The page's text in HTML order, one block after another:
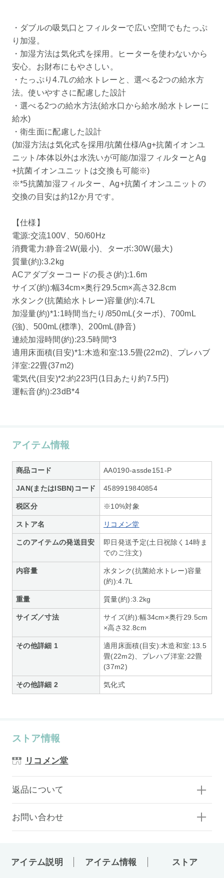
・ダブルの吸気口とフィルターで広い空間でもたっぷ
り加湿。
・加湿方法は気化式を採用。ヒーターを使わないから
安心。お財布にもやさしい。
・たっぷり4.7Lの給水トレーと、選べる2つの給水方
法。使いやすさに配慮した設計
・選べる2つの給水方法(給水口から給水/給水トレーに
給水)
・衛生面に配慮した設計
(加湿方法は気化式を採用/抗菌仕様/Ag+抗菌イオンユ
ニット/本体以外は水洗いが可能/加湿フィルターとAg
+抗菌イオンユニットは交換も可能※)
※*5抗菌加湿フィルター、Ag+抗菌イオンユニットの
交換の目安は約12か月です。
【仕様】
電源:交流100V、50/60Hz
消費電力:静音:2W(最小)、ターボ:30W(最大)
質量(約):3.2kg
ACアダプターコードの長さ(約):1.6m
サイズ(約):幅34cm×奥行29.5cm×高さ32.8cm
水タンク(抗菌給水トレー)容量(約):4.7L
加湿量(約)*1:1時間当たり/850mL(ターボ)、700mL
(強)、500mL(標準)、200mL(静音)
連続加湿時間(約):23.5時間*3
適用床面積(目安)*1:木造和室:13.5畳(22m2)、プレハブ
洋室:22畳(37m2)
電気代(目安)*2:約223円(1日あたり約7.5円)
運転音(約):23dB*4
アイテム情報
商品コード AA0190-assde151-P
JAN(またはISBN)コード 4589919840854
税区分 ※10%対象
ストア名 リコメン堂
このアイテムの発送目安
即日発送予定(土日祝除く14時ま
でのご注文)
内容量
水タンク(抗菌給水トレー)容量
(約):4.7L
重量 質量(約):3.2kg
サイズ／寸法
サイズ(約):幅34cm×奥行29.5cm
×高さ32.8cm
その他詳細 1
適用床面積(目安):木造和室:13.5
畳(22m2)、プレハブ洋室:22畳
(37m2)
その他詳細 2 気化式
ストア情報
リコメン堂
返品について
お問い合わせ
アイテム説明 アイテム情報 ストア